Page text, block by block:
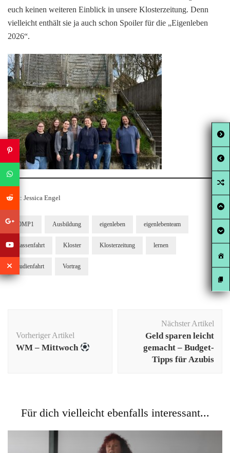
euch keinen weiteren Einblick in unsere Klosterzeitung. Denn
vielleicht enthält sie ja auch schon Spoiler für die „Eigenleben
2026“.
Text: Jessica Engel
10MP1 Ausbildung eigenleben eigenlebenteam
klassenfahrt Kloster Klosterzeitung lernen
studienfahrt Vortrag
Vorheriger Artikel
WM – Mittwoch
Nächster Artikel
Geld sparen leicht
gemacht – Budget-
Tipps für Azubis
Für dich vielleicht ebenfalls interessant...